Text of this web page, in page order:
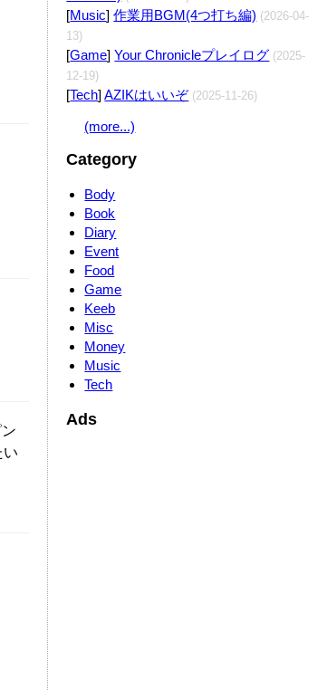
い
[Music]作業用BGM(4つ打ち編) (2026-04-
13)
[Game]Your Chronicleプレイログ (2025-
12-19)
[Tech]AZIKはいいぞ (2025-11-26)
(more...)
Category
Body
Book
Diary
Event
Food
Game
Keeb
Misc
Money
Music
Tech
Ads